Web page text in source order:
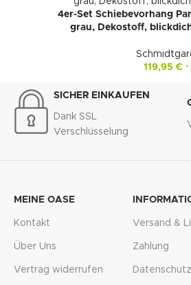
4er-Set Schiebevorhang
grau, Dekostoff,
119,95€ *
SICHER EINKAUFEN
Dank SSL
Verschlüsselung
MEINE OASE
Kontakt
Über Uns
Vertrag widerrufen
Versand &
Zahlung
Datenschutz